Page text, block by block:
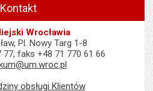
Kontakt
Wrocławia
Pl. Nowy Targ 1-8
77, faks +48 71 770 61 66
obsługi Klientów